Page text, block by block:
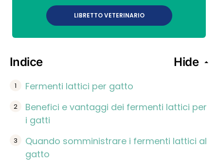
LIBRETTO VETERINARIO
Indice Hide
Fermenti lattici per gatto
Benefici e vantaggi dei fermenti lattici per
i gatti
Quando somministrare i fermenti lattici al
gatto